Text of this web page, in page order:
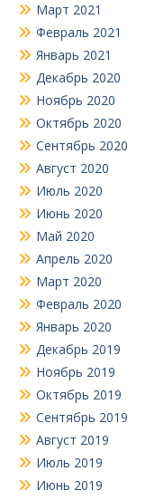
Март 2021
Февраль 2021
Январь 2021
Декабрь 2020
Ноябрь 2020
Октябрь 2020
Сентябрь 2020
Август 2020
Июль 2020
Июнь 2020
Май 2020
Апрель 2020
Март 2020
Февраль 2020
Январь 2020
Декабрь 2019
Ноябрь 2019
Октябрь 2019
Сентябрь 2019
Август 2019
Июль 2019
Июнь 2019